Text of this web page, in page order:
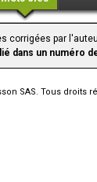
corrigées par
dans un numéro
SAS. Tous droits